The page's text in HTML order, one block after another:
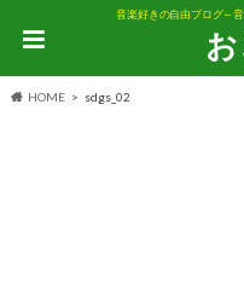
音楽好きの自由ブログ～
HOME sdgs_02